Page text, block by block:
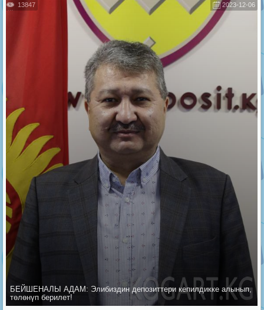
2023-12-06
13847
БЕЙШЕНАЛЫ АДАМ: Элибиздин депозиттери кепилдикке алынып,
төлөнүп берилет!